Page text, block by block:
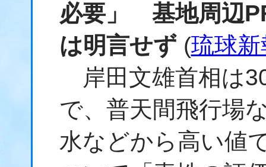
必要」 基地周辺
は明言せず (琉球新
岸田文雄首相は
で、普天間飛行場
水などから高い値